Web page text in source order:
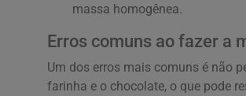
massa homogênea.
Erros comuns ao fazer a
Um dos erros mais comuns é não
farinha e o chocolate, o que pode